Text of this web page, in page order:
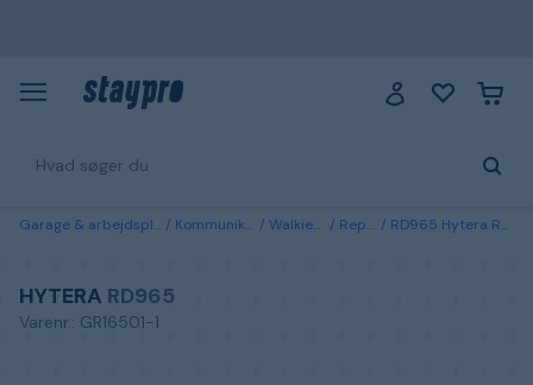
Garage & arbejdsplads Kommunikation Walkie-talkie Repeatere RD965 Hytera Repeater 400-470 MHz
HYTERA RD965
Varenr.: GR16501-1